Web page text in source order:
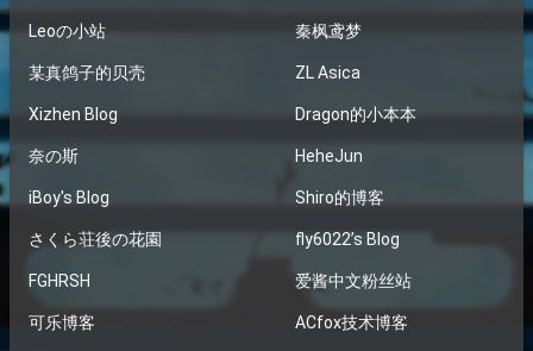
Leoの小站 秦枫鸢梦
某真鸽子的贝壳 ZL Asica
Xizhen Blog Dragon的小本本
奈の斯 HeheJun
iBoy's Blog Shiro的博客
さくら荘後の花園 fly6022’s Blog
FGHRSH 爱酱中文粉丝站
可乐博客 ACfox技术博客